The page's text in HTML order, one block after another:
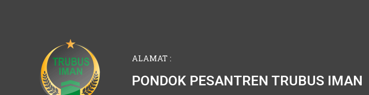
ALAMAT :
PONDOK PESANTREN TRUBUS IMAN